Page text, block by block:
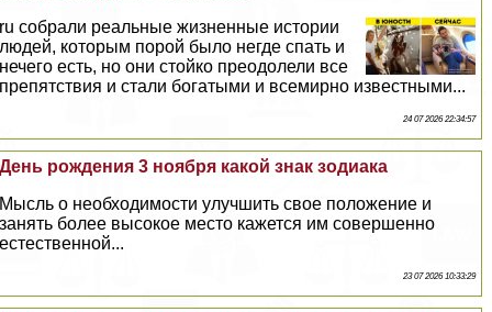
ru собрали реальные жизненные истории
людей, которым порой было негде спать и
нечего есть, но они стойко преодолели все
препятствия и стали богатыми и всемирно известными...
24 07 2026 22:34:57
День рождения 3 ноября какой знак зодиака
Мысль о необходимости улучшить свое положение и
занять более высокое место кажется им совершенно
естественной...
23 07 2026 10:33:29